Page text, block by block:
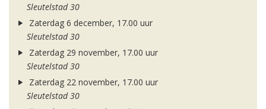
Sleutelstad 30
Zaterdag 6 december, 17.00 uur
Sleutelstad 30
Zaterdag 29 november, 17.00 uur
Sleutelstad 30
Zaterdag 22 november, 17.00 uur
Sleutelstad 30